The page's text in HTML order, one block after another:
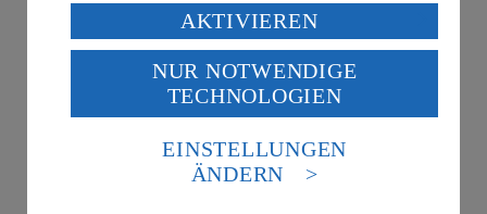
Verarbeitung deiner personenbezogenen Daten in den
USA durch Facebook und YouTube:
Wenn du auf „Aktivieren“ klickst, willigst du im Sinne
des Art. 49 Abs. 1 Satz 1 lit. a) DSGVO ein, dass deine
Daten in den USA verarbeitet werden. Der EuGH sieht
die USA als Land mit einem nach europäischen
Standards nicht angemessenen Datenschutzniveau an.
Es besteht das Risiko eines Zugriffs durch US-
AKTIVIEREN
NUR NOTWENDIGE
TECHNOLOGIEN
EINSTELLUNGEN
ÄNDERN